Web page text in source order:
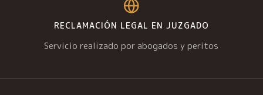
RECLAMACIÓN LEGAL EN JUZGADO
Servicio realizado por abogados y peritos